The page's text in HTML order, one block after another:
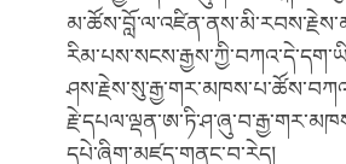
དཔེ་ཞིག་མཛད་གནང་བ་རེད།